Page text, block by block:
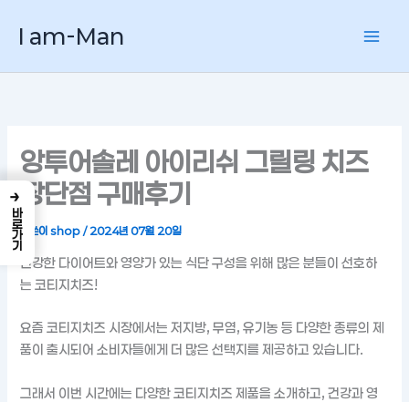
로
I am-Man
앙투어솔레 아이리쉬 그릴링 치즈
장단점 구매후기
글쓴이shop/2024년 07월 20일
건강한 다이어트와 영양가 있는 식단 구성을 위해 많은 분들이 선호하
는 코티지치즈!
요즘 코티지치즈 시장에서는 저지방, 무염, 유기농 등 다양한 종류의 제
품이 출시되어 소비자들에게 더 많은 선택지를 제공하고 있습니다.
그래서 이번 시간에는 다양한 코티지치즈 제품을 소개하고, 건강과 영
→
바로가기